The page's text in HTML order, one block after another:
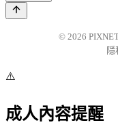
© 2026
隱
⚠️
成人內容提醒